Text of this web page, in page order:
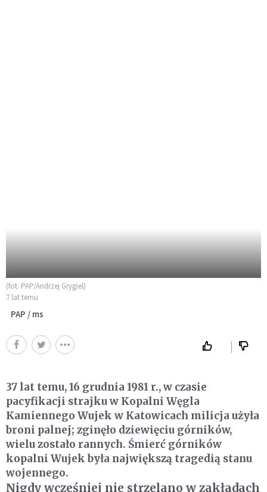
(fot. PAP/Andrzej Grygiel)
7 lat temu
PAP / ms
37 lat temu, 16 grudnia 1981 r., w czasie
pacyfikacji strajku w Kopalni Węgla
Kamiennego Wujek w Katowicach milicja użyła
broni palnej; zginęło dziewięciu górników,
wielu zostało rannych. Śmierć górników
kopalni Wujek była największą tragedią stanu
wojennego.
Nigdy wcześniej nie strzelano w zakładach